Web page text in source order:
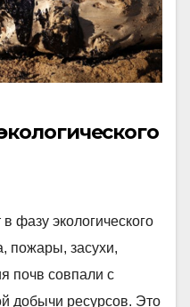
фазу экологического
пожары, засухи,
почв совпали с
добычи ресурсов. Это